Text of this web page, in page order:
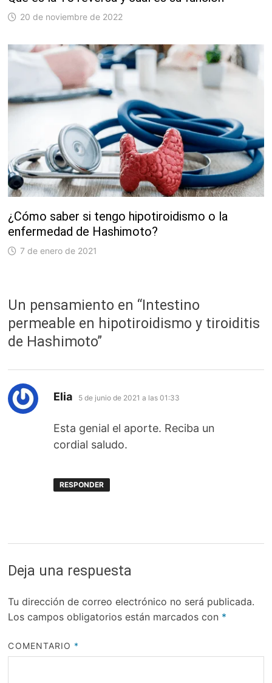
20 de noviembre de 2022
¿Cómo saber si tengo hipotiroidismo o la
enfermedad de Hashimoto?
7 de enero de 2021
Un pensamiento en “ Intestino
permeable en hipotiroidismo y tiroiditis
de Hashimoto”
Elia dice:
5 de junio de 2021 a las 01:33
Esta genial el aporte. Reciba un
cordial saludo.
RESPONDER
Deja una respuesta
Tu dirección de correo electrónico no será publicada.
Los campos obligatorios están marcados con *
COMENTARIO *